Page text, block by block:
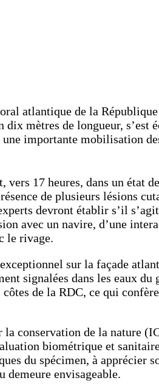
atlantique de la
mètres de longueur, s’est
importante mobilisation
vers 17 heures, dans un état
de plusieurs lésions
devront établir s’il
avec un navire, d’une
le rivage.
sur la façade
signalées dans les eaux du
de la RDC, ce qui
conservation de la nature
biométrique et
du spécimen, à apprécier
demeure envisageable.